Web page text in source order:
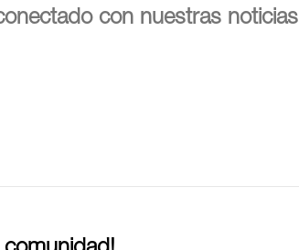
con nuestras noticias